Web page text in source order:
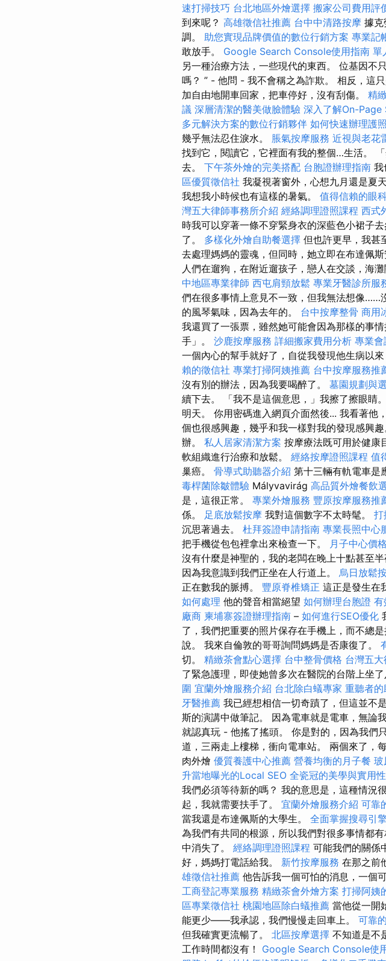
速打掃技巧 台北地區外燴選擇 搬家公司費用評
到來呢？ 高雄徵信社推薦 台中中清路按摩 據克
調。 助您實現品牌價值的數位行銷方案 專業記
敢放手。 Google Search Console使用指南 單
另一種治療方法，一些現代的東西。 位基因不
嗎？ ” - 他問 - 我不會稱之為詐欺。 相反，這
加自由地開車回家，把車停好，沒有刮傷。 精
議 深層清潔的醫美做臉體驗 深入了解On-Page
多元解決方案的數位行銷夥伴 如何快速辦理護照
幾乎無法忍住淚水。 脹氣按摩服務 近視與老花
找到它，閱讀它，它裡面有我的整個…生活。
去。 下午茶外燴的完美搭配 台胞證辦理指南 我
區優質徵信社 我凝視著窗外，心想九月還是夏
我想我小時候也有這樣的暑氣。 值得信賴的眼
灣五大律師事務所介紹 經絡調理證照課程 西式
時我可以穿著一條不穿緊身衣的深藍色小裙子去
了。 多樣化外燴自助餐選擇 但也許更早，我甚
去處理媽媽的靈魂，但同時，她立即在布達佩斯
人們在遛狗，在附近遛孩子，戀人在交談，海
中地區專業律師 西屯肩頸放鬆 專業牙醫診所服
們在很多事情上意見不一致，但我無法想像……
的風琴氣味，因為去年的。 台中按摩整骨 商用
我還買了一張票，雖然她可能會因為那樣的事
手」。 沙鹿按摩服務 詳細搬家費用分析 專業會
一個內心的幫手就好了，自從我發現他生病以
賴的徵信社 專業打掃阿姨推薦 台中按摩服務推
沒有別的辦法，因為我要喝醉了。 墓園規劃與
續下去。 「我不是這個意思，」我擦了擦眼睛
明天。 你用密碼進入網頁介面然後... 我看著
個也很感興趣，幾乎和我一樣對我的發現感興
辦。 私人居家清潔方案 按摩療法既可用於健康
軟組織進行治療和放鬆。 經絡按摩證照課程 值
巢癌。 骨導式助聽器介紹 第十三輛有軌電車是
毒桿菌除皺體驗 Mályvavirág 高品質外燴餐飲
是，這很正常。 專業外燴服務 豐原按摩服務推
係。 足底放鬆按摩 我對這個數字不太時髦。 打
沉思著過去。 杜拜簽證申請指南 專業長照中心
把手機從包包裡拿出來檢查一下。
月子中心價
沒有什麼是神聖的，我的老闆在晚上十點甚至
因為我意識到我們正坐在人行道上。 烏日放鬆
正在數我的脈搏。 豐原脊椎矯正 這正是發生在
如何處理 他的聲音相當絕望 如何辦理台胞證 有
廠商 柬埔寨簽證辦理指南 – 如何進行SEO優化
了，我們把重要的照片保存在手機上，而不
說。 我來自倫敦的哥哥詢問媽媽是否康復了。
切。 精緻茶會點心選擇 台中整骨價格 台灣五
了緊急護理，即使她曾多次在醫院的台階上坐
圍 宜蘭外燴服務介紹 台北除白蟻專家 重聽者
牙醫推薦 我已經想相信一切奇蹟了，但這並
斯的演講中做筆記。 因為電車就是電車，無論
就認真玩 - 他搖了搖頭。 你是對的，因為我們
道，三兩走上樓梯，衝向電車站。 兩個來了，
肉外燴 優質養護中心推薦 營養均衡的月子餐 玻
升當地曝光的Local SEO 全瓷冠的美學與實用性
我們必須等待新的嗎？ 我的意思是，這種情況
起，我就需要扶手了。 宜蘭外燴服務介紹 可靠
當我還是布達佩斯的大學生。 全面掌握搜尋引
為我們有共同的根源，所以我們對很多事情都有
中消失了。 經絡調理證照課程 可能我們的關係
好，媽媽打電話給我。 新竹按摩服務 在那之前
雄徵信社推薦 他告訴我一個可怕的消息，一個
工商登記專業服務 精緻茶會外燴方案 打掃阿姨
區專業徵信社 桃園地區除白蟻推薦 當他從一開
能更少——我承認，我們慢慢走回車上。 可靠
但我確實更流暢了。 北區按摩選擇 不知道是不
工作時間都沒有！ Google Search Console使